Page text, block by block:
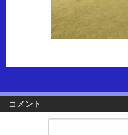
コメント